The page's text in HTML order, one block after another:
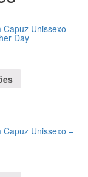
Capuz Unissexo –
Day
Capuz Unissexo –